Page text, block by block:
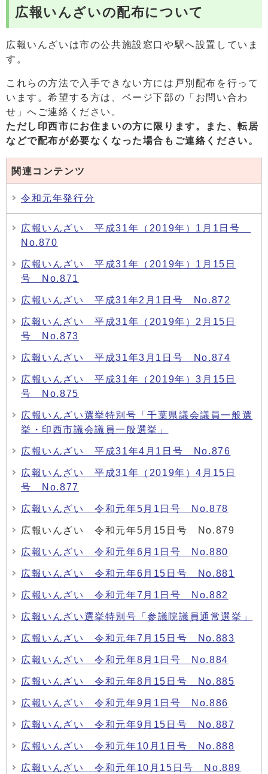
広報いんざいの配布について
広報いんざいは市の公共施設窓口や駅へ設置していま
す。
これらの方法で入手できない方には戸別配布を行って
います。希望する方は、ページ下部の「お問い合わ
せ」へご連絡ください。
ただし印西市にお住まいの方に限ります。また、転居
などで配布が必要なくなった場合もご連絡ください。
関連コンテンツ
令和元年発行分
広報いんざい 平成31年（2019年）1月1日号
No.870
広報いんざい 平成31年（2019年）1月15日
号 No.871
広報いんざい 平成31年2月1日号 No.872
広報いんざい 平成31年（2019年）2月15日
号 No.873
広報いんざい 平成31年3月1日号 No.874
広報いんざい 平成31年（2019年）3月15日
号 No.875
広報いんざい選挙特別号「千葉県議会議員一般選
挙・印西市議会議員一般選挙」
広報いんざい 平成31年4月1日号 No.876
広報いんざい 平成31年（2019年）4月15日
号 No.877
広報いんざい 令和元年5月1日号 No.878
広報いんざい 令和元年5月15日号 No.879
広報いんざい 令和元年6月1日号 No.880
広報いんざい 令和元年6月15日号 No.881
広報いんざい 令和元年7月1日号 No.882
広報いんざい選挙特別号「参議院議員通常選挙」
広報いんざい 令和元年7月15日号 No.883
広報いんざい 令和元年8月1日号 No.884
広報いんざい 令和元年8月15日号 No.885
広報いんざい 令和元年9月1日号 No.886
広報いんざい 令和元年9月15日号 No.887
広報いんざい 令和元年10月1日号 No.888
広報いんざい 令和元年10月15日号 No.889